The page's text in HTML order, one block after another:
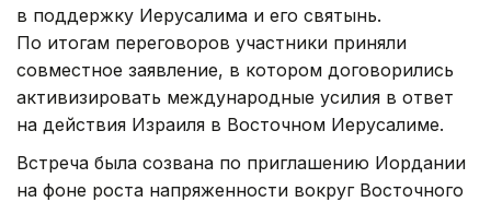
в поддержку Иерусалима и его святынь.
По итогам переговоров участники приняли
совместное заявление, в котором договорились
активизировать международные усилия в ответ
на действия Израиля в Восточном Иерусалиме.
Встреча была созвана по приглашению Иордании
на фоне роста напряженности вокруг Восточного